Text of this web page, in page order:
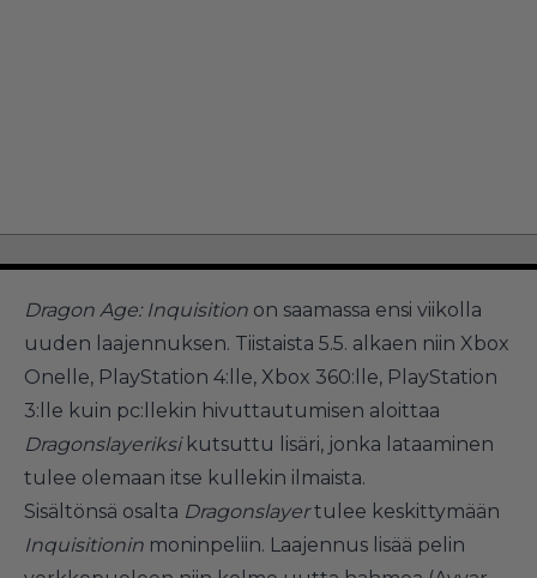
Dragon Age: Inquisition on saamassa ensi viikolla
uuden laajennuksen. Tiistaista 5.5. alkaen niin Xbox
Onelle, PlayStation 4:lle, Xbox 360:lle, PlayStation
3:lle kuin pc:llekin hivuttautumisen aloittaa
Dragonslayeriksi kutsuttu lisäri, jonka lataaminen
tulee olemaan itse kullekin ilmaista.
Sisältönsä osalta Dragonslayertulee keskittymään
Inquisitionin moninpeliin. Laajennus lisää pelin